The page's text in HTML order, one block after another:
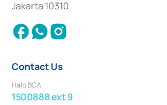
2018.
Jakarta 10310
Contact Us
Halo BCA
1500888 ext 9